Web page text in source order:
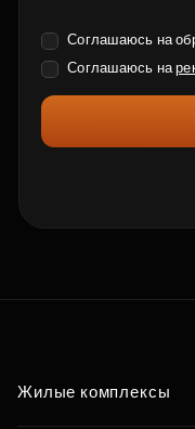
Соглашаюсь на
Соглашаюсь на
Жилые комплексы